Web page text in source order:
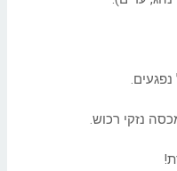
נזקי רכוש.